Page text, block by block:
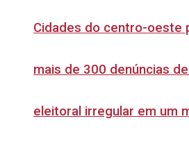
Cidades do centro-oeste
mais de 300 denúncias
eleitoral irregular em um